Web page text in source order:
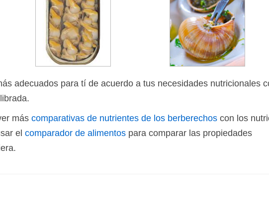
adecuados para tí de acuerdo a tus necesidades nutricionales
más comparativas de nutrientes de los berberechos con los
el comparador de alimentos para comparar las propiedades